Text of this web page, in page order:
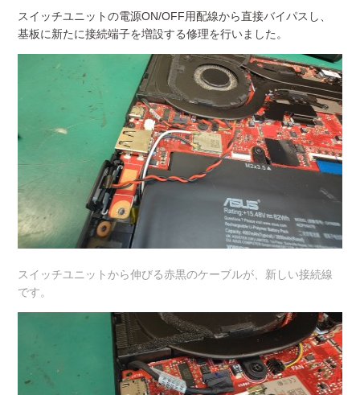
スイッチユニットの電源ON/OFF用配線から直接バイパスし、
基板に新たに接続端子を増設する修理を行いました。
スイッチユニットから伸びる赤黒のケーブルが、新しい接続線
です。